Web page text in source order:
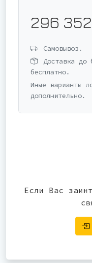
296
Самовывоз.
Доставка до
бесплатно.
Иные варианты
дополнительно.
Если Вас